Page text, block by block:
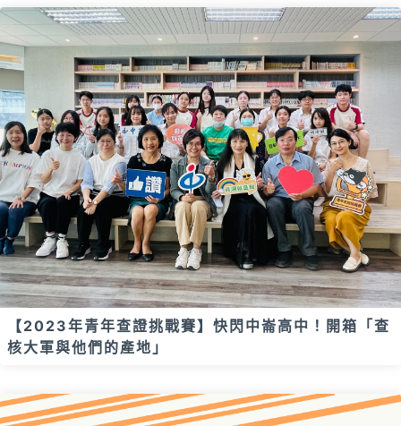
【2023年青年查證挑戰賽】快閃中崙高中！開箱「查
核大軍與他們的產地」